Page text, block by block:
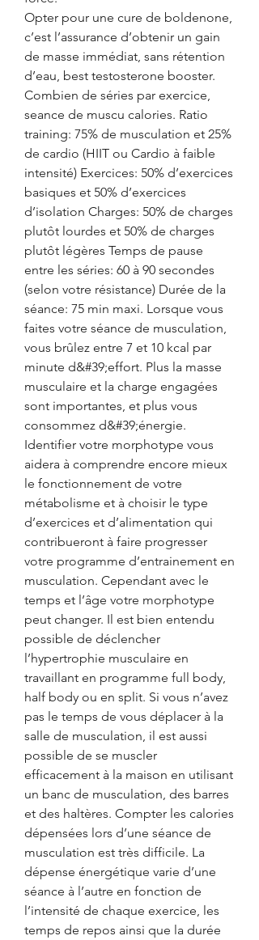
Opter pour une cure de boldenone,
c’est l’assurance d’obtenir un gain
de masse immédiat, sans rétention
d’eau, best testosterone booster.
Combien de séries par exercice,
seance de muscu calories. Ratio
training: 75% de musculation et 25%
de cardio (HIIT ou Cardio à faible
intensité) Exercices: 50% d’exercices
basiques et 50% d’exercices
d’isolation Charges: 50% de charges
plutôt lourdes et 50% de charges
plutôt légères Temps de pause
entre les séries: 60 à 90 secondes
(selon votre résistance) Durée de la
séance: 75 min maxi. Lorsque vous
faites votre séance de musculation,
vous brûlez entre 7 et 10 kcal par
minute d&#39;effort. Plus la masse
musculaire et la charge engagées
sont importantes, et plus vous
consommez d&#39;énergie.
Identifier votre morphotype vous
aidera à comprendre encore mieux
le fonctionnement de votre
métabolisme et à choisir le type
d’exercices et d’alimentation qui
contribueront à faire progresser
votre programme d’entrainement en
musculation. Cependant avec le
temps et l’âge votre morphotype
peut changer. Il est bien entendu
possible de déclencher
l’hypertrophie musculaire en
travaillant en programme full body,
half body ou en split. Si vous n’avez
pas le temps de vous déplacer à la
salle de musculation, il est aussi
possible de se muscler
efficacement à la maison en utilisant
un banc de musculation, des barres
et des haltères. Compter les calories
dépensées lors d’une séance de
musculation est très difficile. La
dépense énergétique varie d’une
séance à l’autre en fonction de
l’intensité de chaque exercice, les
temps de repos ainsi que la durée